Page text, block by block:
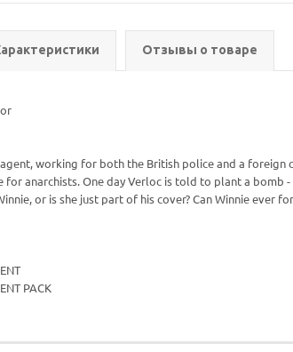
Отзывы о товаре
working for both the British police and a foreign
for anarchists. One day Verloc is told to plant a bomb
or is she just part of his cover? Can Winnie ever
PACK
Ваш E-mail:
Ваш E-mail: